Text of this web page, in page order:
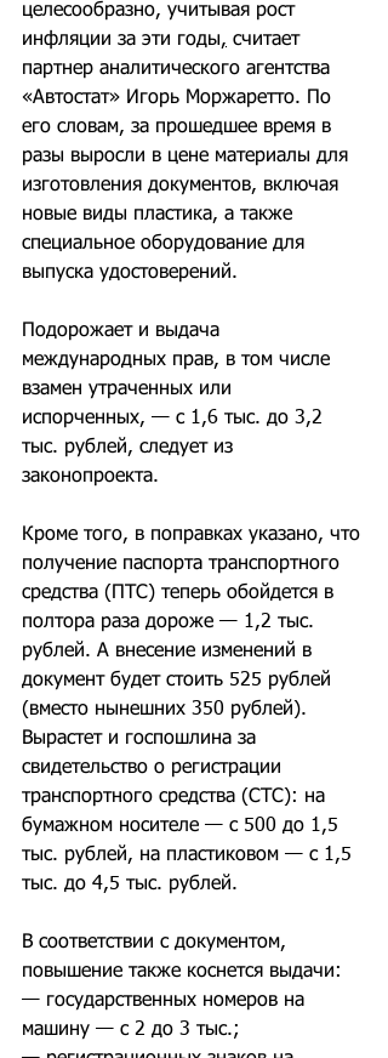
целесообразно, учитывая рост
инфляции за эти годы, считает
партнер аналитического агентства
«Автостат» Игорь Моржаретто. По
его словам, за прошедшее время в
разы выросли в цене материалы для
изготовления документов, включая
новые виды пластика, а также
специальное оборудование для
выпуска удостоверений.
Подорожает и выдача
международных прав, в том числе
взамен утраченных или
испорченных, — с 1,6 тыс. до 3,2
тыс. рублей, следует из
законопроекта.
Кроме того, в поправках указано, что
получение паспорта транспортного
средства (ПТС) теперь обойдется в
полтора раза дороже — 1,2 тыс.
рублей. А внесение изменений в
документ будет стоить 525 рублей
(вместо нынешних 350 рублей).
Вырастет и госпошлина за
свидетельство о регистрации
транспортного средства (СТС): на
бумажном носителе — с 500 до 1,5
тыс. рублей, на пластиковом — с 1,5
тыс. до 4,5 тыс. рублей.
В соответствии с документом,
повышение также коснется выдачи:
— государственных номеров на
машину — с 2 до 3 тыс.;